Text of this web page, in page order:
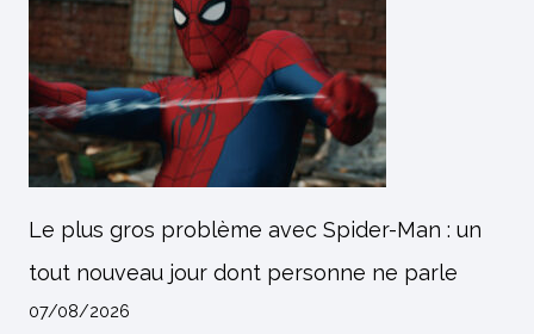
Le plus gros problème avec Spider-Man : un
tout nouveau jour dont personne ne parle
07/08/2026